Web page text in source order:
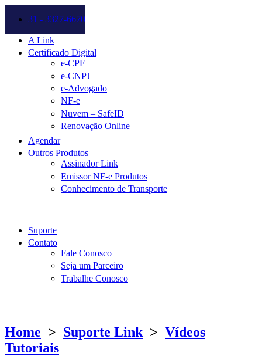
31 - 3327-6670
A Link
Certificado Digital
e-CPF
e-CNPJ
e-Advogado
NF-e
Nuvem – SafeID
Renovação Online
Agendar
Outros Produtos
Assinador Link
Emissor NF-e Produtos
Conhecimento de Transporte
Suporte
Contato
Fale Conosco
Seja um Parceiro
Trabalhe Conosco
Home > Suporte Link > Vídeos
Tutoriais